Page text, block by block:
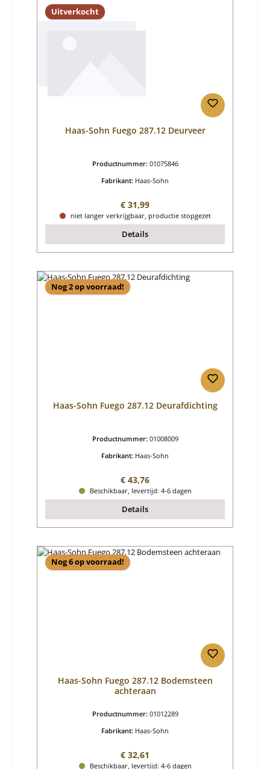
Uitverkocht
Haas-Sohn Fuego 287.12 Deurveer
Productnummer: 01075846
Fabrikant: Haas-Sohn
Normale prijs:
€ 31,99
niet langer verkrijgbaar, productie stopgezet
Details
Nog 2 op voorraad!
Haas-Sohn Fuego 287.12 Deurafdichting
Productnummer: 01008009
Fabrikant: Haas-Sohn
Normale prijs:
€ 43,76
Beschikbaar, levertijd: 4-6 dagen
Details
Nog 6 op voorraad!
Haas-Sohn Fuego 287.12 Bodemsteen
achteraan
Productnummer: 01012289
Fabrikant: Haas-Sohn
Normale prijs:
€ 32,61
Beschikbaar, levertijd: 4-6 dagen